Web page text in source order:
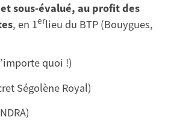
sous-évalué, au profit des
, en 1erlieu du BTP (Bouygues,
quoi !)
Ségolène Royal)